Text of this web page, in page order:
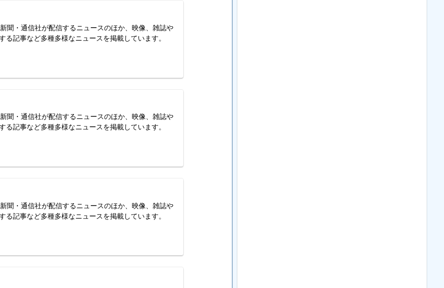
聞・通信社が配信するニュースのほか、映像、雑誌や
る記事など多種多様なニュースを掲載しています。
聞・通信社が配信するニュースのほか、映像、雑誌や
る記事など多種多様なニュースを掲載しています。
聞・通信社が配信するニュースのほか、映像、雑誌や
る記事など多種多様なニュースを掲載しています。